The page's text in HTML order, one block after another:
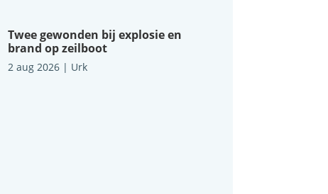
Twee gewonden bij explosie en
brand op zeilboot
2 aug 2026| Urk